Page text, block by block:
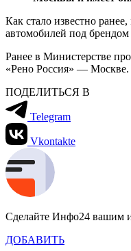
Как стало известно
автомобилей под
Ранее в Министерстве
«Рено Россия» — Москве.
ПОДЕЛИТЬСЯ В
Telegram
Vkontakte
Сделайте Инфо24 вашим
ДОБАВИТЬ